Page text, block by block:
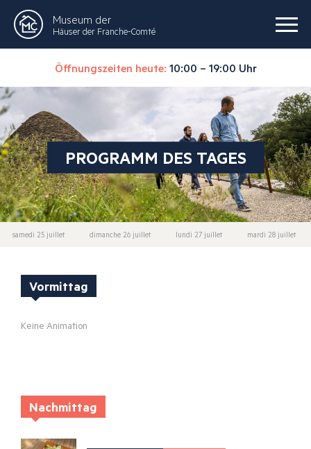
Museum der
Häuser der Franche-Comté
Öffnungszeiten heute: 10:00 – 19:00 Uhr
PROGRAMM DES TAGES
samedi 25 juillet dimanche 26 juillet lundi 27 juillet mardi 28 juillet
Vormittag
Keine Animation
Nachmittag